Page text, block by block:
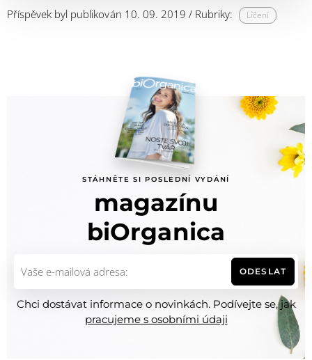
Příspěvek byl publikován 10. 09. 2019 / Rubriky: Líčení
STÁHNĚTE SI POSLEDNÍ VYDÁNÍ
magazínu
biOrganica
ODESLAT
Chci dostávat informace o novinkách. Podívejte se, jak
pracujeme s osobními údaji